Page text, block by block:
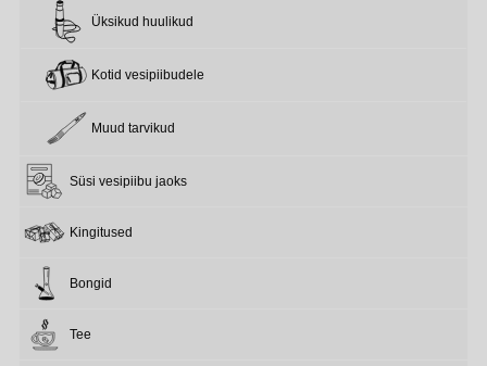
Üksikud huulikud
Kotid vesipiibudele
Muud tarvikud
Süsi vesipiibu jaoks
Kingitused
Bongid
Tee